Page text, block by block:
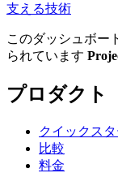
支える技術
このダッシュボー
られています
プロダクト
クイックスタ
比較
料金